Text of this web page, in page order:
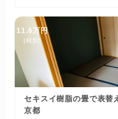
11.6万円
(税別)
セキスイ樹脂の畳で表替
京都